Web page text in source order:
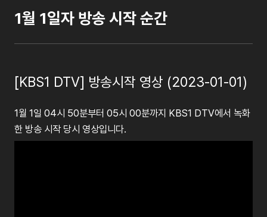
1월 1일자 방송 시작 순간
[KBS1 DTV] 방송시작 영상 (2023-01-01)
1월 1일 04시 50분부터 05시 00분까지 KBS1 DTV에서 녹화
한 방송 시작 당시 영상입니다.